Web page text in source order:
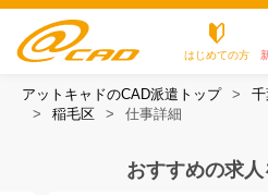
はじめての方
友だち追加で
最新の求人を確認
アットキャドが選ばれる3つの理由
アットキャドが選
派遣がは
方
アットキャドのCAD派遣トップ
稲毛区
仕事詳細
おすすめの求人